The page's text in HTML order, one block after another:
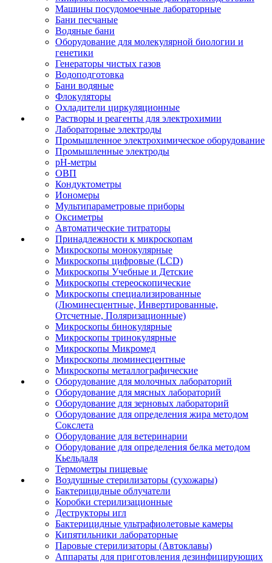
Машины посудомоечные лабораторные
Бани песчаные
Водяные бани
Оборудование для молекулярной биологии и
генетики
Генераторы чистых газов
Водоподготовка
Бани водяные
Флокуляторы
Охладители циркуляционные
Растворы и реагенты для электрохимии
Лабораторные электроды
Промышленное электрохимическое оборудование
Промышленные электроды
pH-метры
ОВП
Кондуктометры
Иономеры
Мультипараметровые приборы
Оксиметры
Автоматические титраторы
Принадлежности к микроскопам
Микроскопы монокулярные
Микроскопы цифровые (LCD)
Микроскопы Учебные и Детские
Микроскопы стереоскопические
Микроскопы специализированные
(Люминесцентные, Инвертированные,
Отсчетные, Поляризационные)
Микроскопы бинокулярные
Микроскопы тринокулярные
Микроскопы Микромед
Микроскопы люминесцентные
Микроскопы металлографические
Оборудование для молочных лабораторий
Оборудование для мясных лабораторий
Оборудование для зерновых лабораторий
Оборудование для определения жира методом
Сокслета
Оборудование для ветеринарии
Оборудование для определения белка методом
Кьельдаля
Термометры пищевые
Воздушные стерилизаторы (сухожары)
Бактерицидные облучатели
Коробки стерилизационные
Деструкторы игл
Бактерицидные ультрафиолетовые камеры
Кипятильники лабораторные
Паровые стерилизаторы (Автоклавы)
Аппараты для приготовления дезинфицирующих